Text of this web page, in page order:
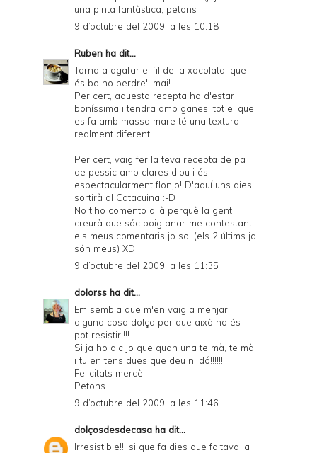
una pinta fantàstica, petons
9 d’octubre del 2009, a les 10:18
Ruben ha dit...
Torna a agafar el fil de la xocolata, que
és bo no perdre'l mai!
Per cert, aquesta recepta ha d'estar
boníssima i tendra amb ganes: tot el que
es fa amb massa mare té una textura
realment diferent.
Per cert, vaig fer la teva recepta de pa
de pessic amb clares d'ou i és
espectacularment flonjo! D'aquí uns dies
sortirà al Catacuina :-D
No t'ho comento allà perquè la gent
creurà que sóc boig anar-me contestant
els meus comentaris jo sol (els 2 últims ja
són meus) XD
9 d’octubre del 2009, a les 11:35
dolorss ha dit...
Em sembla que m'en vaig a menjar
alguna cosa dolça per que això no és
pot resistir!!!!
Si ja ho dic jo que quan una te mà, te mà
i tu en tens dues que deu ni dó!!!!!!!.
Felicitats mercè.
Petons
9 d’octubre del 2009, a les 11:46
dolçosdesdecasa ha dit...
Irresistible!!! si que fa dies que faltava la